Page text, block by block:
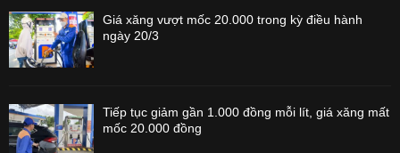
Giá xăng vượt mốc 20.000 trong kỳ điều hành
ngày 20/3
Tiếp tục giảm gần 1.000 đồng mỗi lít, giá xăng mất
mốc 20.000 đồng